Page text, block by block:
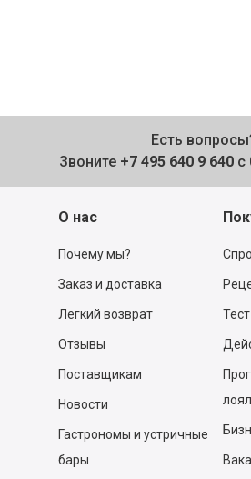
Есть
Звоните +7 495 640 9 640 с
О нас
Почему мы?
Заказ и доставка
Легкий возврат
Отзывы
Поставщикам
Новости
Гастрономы и устричные
бары